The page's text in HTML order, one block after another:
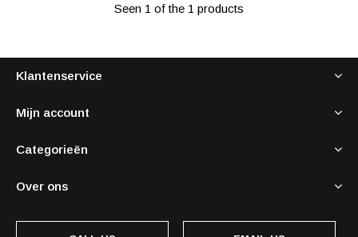
Seen 1 of the 1 products
Klantenservice
Mijn account
Categorieën
Over ons